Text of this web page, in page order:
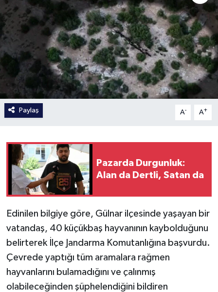
Paylaş A- A+
Pazarda Durgunluk:
Alan da Dertli, Satan da
Edinilen bilgiye göre, Gülnar ilçesinde yaşayan bir
vatandaş, 40 küçükbaş hayvanının kaybolduğunu
belirterek İlçe Jandarma Komutanlığına başvurdu.
Çevrede yaptığı tüm aramalara rağmen
hayvanlarını bulamadığını ve çalınmış
olabileceğinden şüphelendiğini bildiren